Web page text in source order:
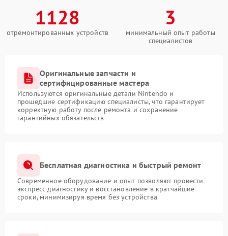
1128
отремонтированных устройств
3
минимальный опыт работы
специалистов
Оригинальные запчасти и
сертифицированные мастера
Используются оригинальные детали Nintendo и
прошедшие сертификацию специалисты, что гарантирует
корректную работу после ремонта и сохранение
гарантийных обязательств
Бесплатная диагностика и быстрый ремонт
Современное оборудование и опыт позволяют провести
экспресс-диагностику и восстановление в кратчайшие
сроки, минимизируя время без устройства